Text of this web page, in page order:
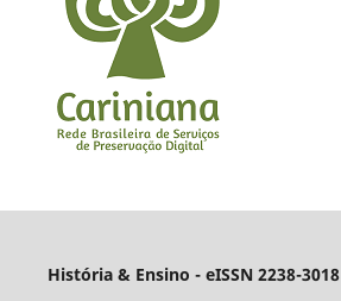
História & Ensino - eISSN 2238-3018